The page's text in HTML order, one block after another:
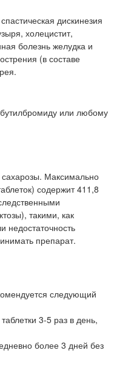
дискинезия
холецистит,
болезнь желудка и
(в составе
бутилбромиду или любому
сахарозы. Максимально
содержит 411,8
такими, как
недостаточность
препарат.
следующий
3-5 раз в день,
более 3 дней без